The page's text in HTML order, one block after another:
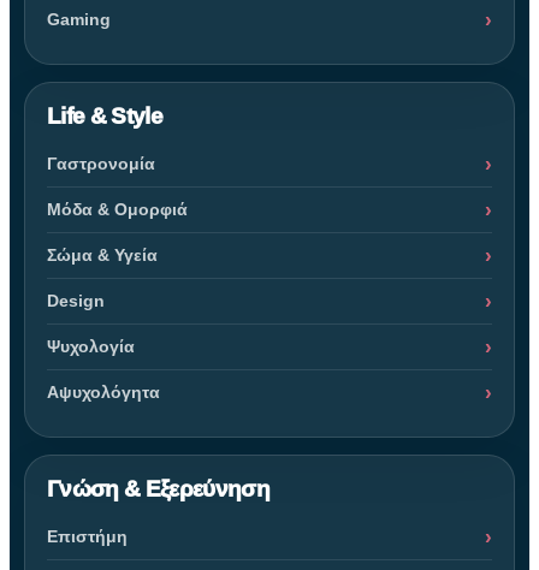
Gaming
Life & Style
Γαστρονομία
Μόδα & Ομορφιά
Σώμα & Υγεία
Design
Ψυχολογία
Αψυχολόγητα
Γνώση & Εξερεύνηση
Επιστήμη